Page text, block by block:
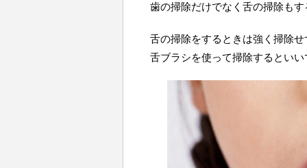
歯の掃除だけでなく舌の掃除も
舌の掃除をするときは強く掃除
舌ブラシを使って掃除するとい